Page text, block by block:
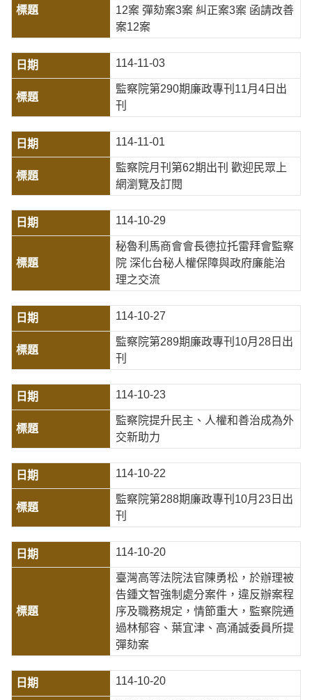
12案 彈劾案3案 糾正案3案 函請改善
案12案
114-11-03
監察院第290期廉政專刊11月4日出
刊
114-11-01
監察院月刊第62期出刊 歡迎民眾上
網瀏覽及訂閱
114-10-29
秘魯利馬商會會長德拉托雷拜會監察
院 深化台秘人權保障與政府廉能治
理之交流
114-10-27
監察院第289期廉政專刊10月28日出
刊
114-10-23
監察院提升民主、人權和善治成為外
交新助力
114-10-22
監察院第288期廉政專刊10月23日出
刊
114-10-20
臺灣高等法院法官陳勇松，於辦理被
告鍾文智強制處分案件，違反辦案程
序及職務規定，情節重大，監察院通
過林郁容、葉宜津、高涌誠委員所提
彈劾案
114-10-20